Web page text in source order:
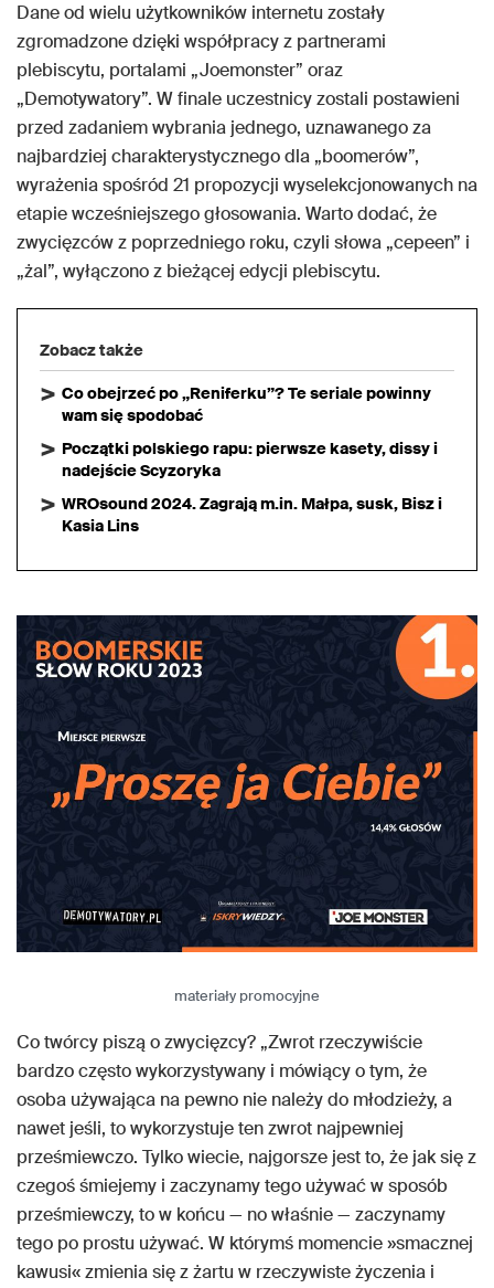
Dane od wielu użytkowników internetu zostały
zgromadzone dzięki współpracy z partnerami
plebiscytu, portalami „Joemonster” oraz
„Demotywatory”. W finale uczestnicy zostali postawieni
przed zadaniem wybrania jednego, uznawanego za
najbardziej charakterystycznego dla „boomerów”,
wyrażenia spośród 21 propozycji wyselekcjonowanych na
etapie wcześniejszego głosowania. Warto dodać, że
zwycięzców z poprzedniego roku, czyli słowa „cepeen” i
„żal”, wyłączono z bieżącej edycji plebiscytu.
Zobacz także
Co obejrzeć po „Reniferku”? Te seriale powinny
wam się spodobać
Początki polskiego rapu: pierwsze kasety, dissy i
nadejście Scyzoryka
WROsound 2024. Zagrają m.in. Małpa, susk, Bisz i
Kasia Lins
materiały promocyjne
Co twórcy piszą o zwycięzcy? „Zwrot rzeczywiście
bardzo często wykorzystywany i mówiący o tym, że
osoba używająca na pewno nie należy do młodzieży, a
nawet jeśli, to wykorzystuje ten zwrot najpewniej
prześmiewczo. Tylko wiecie, najgorsze jest to, że jak się z
czegoś śmiejemy i zaczynamy tego używać w sposób
prześmiewczy, to w końcu — no właśnie — zaczynamy
tego po prostu używać. W którymś momencie »smacznej
kawusi« zmienia się z żartu w rzeczywiste życzenia i